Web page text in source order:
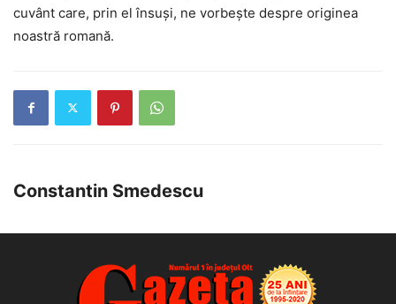
cuvânt care, prin el însuşi, ne vorbeşte despre originea
noastră romană.
Constantin Smedescu